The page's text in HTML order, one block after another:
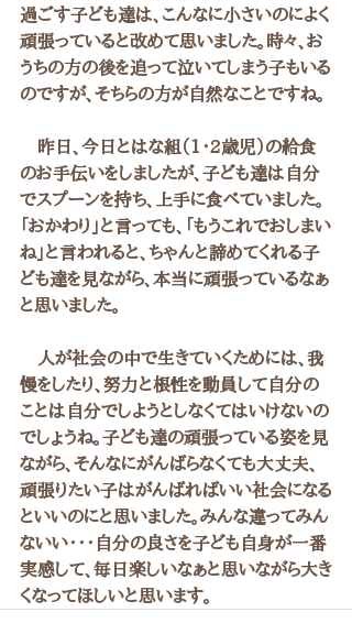
過ごす子ども達は、こんなに小さいのによく
頑張っていると改めて思いました。時々、お
うちの方の後を追って泣いてしまう子もいる
のですが、そちらの方が自然なことですね。
昨日、今日とはな組（1・2歳児）の給食
のお手伝いをしましたが、子ども達は自分
でスプーンを持ち、上手に食べていました。
「おかわり」と言っても、「もうこれでおしまい
ね」と言われると、ちゃんと諦めてくれる子
ども達を見ながら、本当に頑張っているなぁ
と思いました。
人が社会の中で生きていくためには、我
慢をしたり、努力と根性を動員して自分の
ことは自分でしようとしなくてはいけないの
でしょうね。子ども達の頑張っている姿を見
ながら、そんなにがんばらなくても大丈夫、
頑張りたい子はがんばればいい社会になる
といいのにと思いました。みんな違ってみん
ないい・・・自分の良さを子ども自身が一番
実感して、毎日楽しいなぁと思いながら大き
くなってほしいと思います。